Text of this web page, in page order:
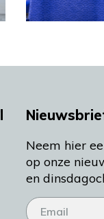
Neem hier
op onze
en